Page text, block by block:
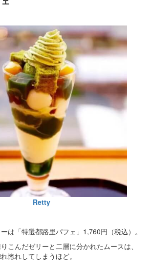
Retty
は「特選都路里パフェ」1,760円（税込）。
こんだゼリーと二層に分かれたムースは、
惚れしてしまうほど。